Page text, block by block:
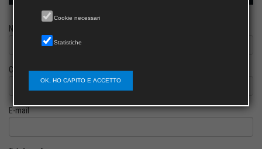
Nome
Cognome
E-mail
Cookie necessari
Statistiche
OK, HO CAPITO E ACCETTO